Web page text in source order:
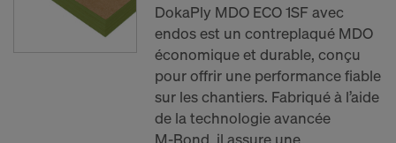
DokaPly MDO ECO 1SF avec
endos est un contreplaqué MDO
économique et durable, conçu
pour offrir une performance fiable
sur les chantiers. Fabriqué à l’aide
de la technologie avancée
M‑Bond, il assure une